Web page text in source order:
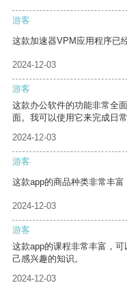
游客
这款加速器VPM应用程序已
2024-12-03
游客
这款办公软件的功能非常全
面。我可以使用它来完成日
2024-12-03
游客
这款app的商品种类非常丰富
2024-12-03
游客
这款app的课程非常丰富，
己感兴趣的知识。
2024-12-03